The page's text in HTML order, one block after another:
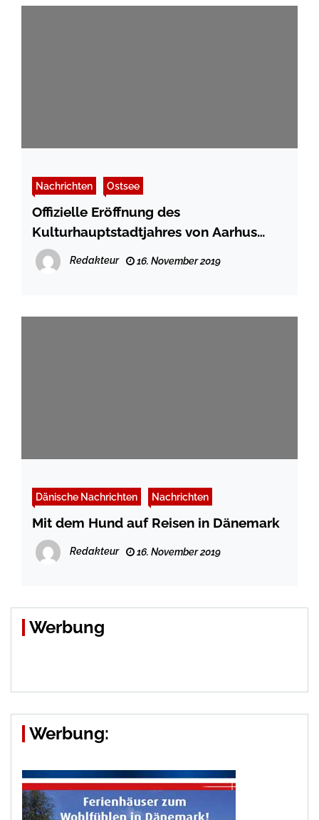
Nachrichten Ostsee
Offizielle Eröffnung des
Kulturhauptstadtjahres von Aarhus
2017
Redakteur 16. November 2019
Dänische Nachrichten Nachrichten
Mit dem Hund auf Reisen in Dänemark
Redakteur 16. November 2019
Werbung
Werbung: